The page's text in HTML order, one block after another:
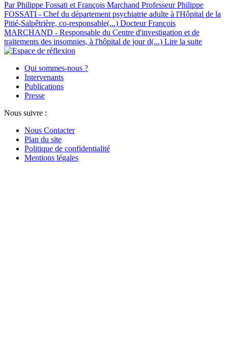
Par Philippe Fossati et François Marchand Professeur Philippe
FOSSATI - Chef du département psychiatrie adulte à l'Hôpital de la
Pitié-Salpêtrière, co-responsable(...) Docteur François
MARCHAND - Responsable du Centre d'investigation et de
traitements des insomnies, à l'hôpital de jour d(...) Lire la suite
Qui sommes-nous ?
Intervenants
Publications
Presse
Nous suivre :
Nous Contacter
Plan du site
Politique de confidentialité
Mentions légales